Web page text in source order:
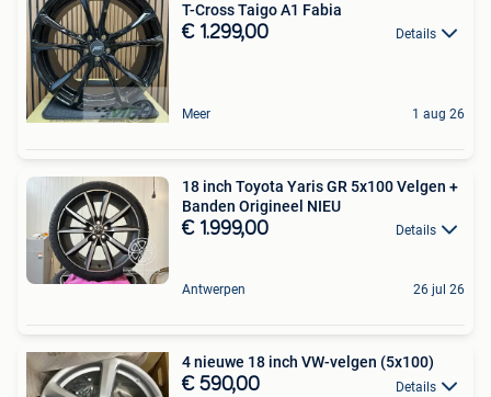
T-Cross Taigo A1 Fabia
€ 1.299,00 Details
Meer 1 aug 26
18 inch Toyota Yaris GR 5x100 Velgen +
Banden Origineel NIEU
€ 1.999,00 Details
Antwerpen 26 jul 26
4 nieuwe 18 inch VW-velgen (5x100)
€ 590,00 Details